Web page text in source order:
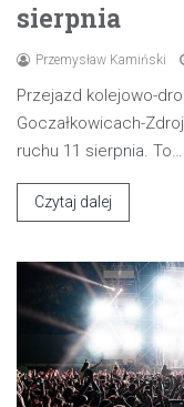
sierpnia
Przemysław Kamiński
Przejazd kolejowo-
Goczałkowicach-
ruchu 11 sierpnia. To…
Czytaj dalej